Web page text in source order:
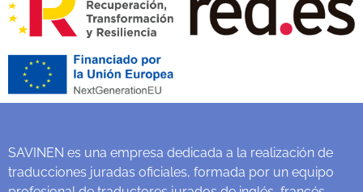
SAVINEN es una empresa dedicada a la realización de
traducciones juradas oficiales, formada por un equipo